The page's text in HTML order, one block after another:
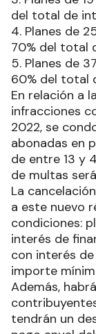
del total de
4. Planes de
70% del total
5. Planes de
60% del total
En relación a
infracciones
2022, se
abonadas en
de entre 13 y
de multas
La
a este nuevo
condiciones:
interés de
con interés de
importe
Además,
tendrán un